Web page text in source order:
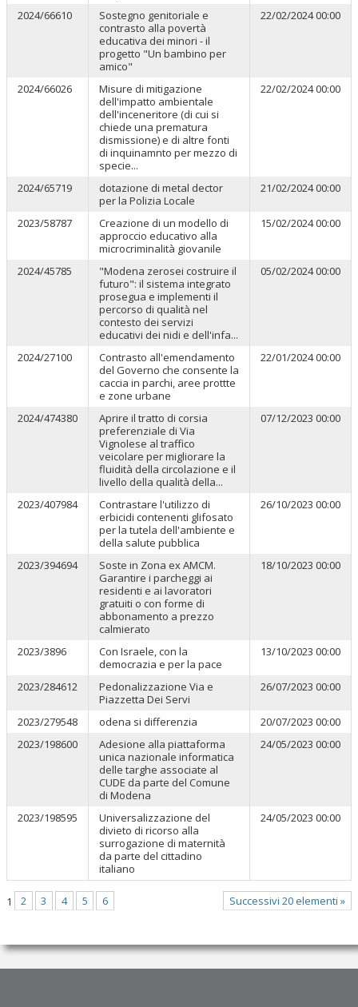
2024/66610
Sostegno genitoriale e
contrasto alla povertà
educativa dei minori - il
progetto "Un bambino per
amico"
22/02/2024 00:00
2024/66026
Misure di mitigazione
dell'impatto ambientale
dell'inceneritore (di cui si
chiede una prematura
dismissione) e di altre fonti
di inquinamnto per mezzo di
specie...
22/02/2024 00:00
2024/65719
dotazione di metal dector
per la Polizia Locale
21/02/2024 00:00
2023/58787
Creazione di un modello di
approccio educativo alla
microcriminalità giovanile
15/02/2024 00:00
2024/45785
"Modena zerosei costruire il
futuro": il sistema integrato
prosegua e implementi il
percorso di qualità nel
contesto dei servizi
educativi dei nidi e dell'infa...
05/02/2024 00:00
2024/27100
Contrasto all'emendamento
del Governo che consente la
caccia in parchi, aree prottte
e zone urbane
22/01/2024 00:00
2024/474380
Aprire il tratto di corsia
preferenziale di Via
Vignolese al traffico
veicolare per migliorare la
fluidità della circolazione e il
livello della qualità della...
07/12/2023 00:00
2023/407984
Contrastare l'utilizzo di
erbicidi contenenti glifosato
per la tutela dell'ambiente e
della salute pubblica
26/10/2023 00:00
2023/394694
Soste in Zona ex AMCM.
Garantire i parcheggi ai
residenti e ai lavoratori
gratuiti o con forme di
abbonamento a prezzo
calmierato
18/10/2023 00:00
2023/3896
Con Israele, con la
democrazia e per la pace
13/10/2023 00:00
2023/284612
Pedonalizzazione Via e
Piazzetta Dei Servi
26/07/2023 00:00
2023/279548 odena si differenzia
20/07/2023 00:00
2023/198600
Adesione alla piattaforma
unica nazionale informatica
delle targhe associate al
CUDE da parte del Comune
di Modena
24/05/2023 00:00
2023/198595
Universalizzazione del
divieto di ricorso alla
surrogazione di maternità
da parte del cittadino
italiano
24/05/2023 00:00
Successivi 20 elementi »
1 2 3 4 5 6